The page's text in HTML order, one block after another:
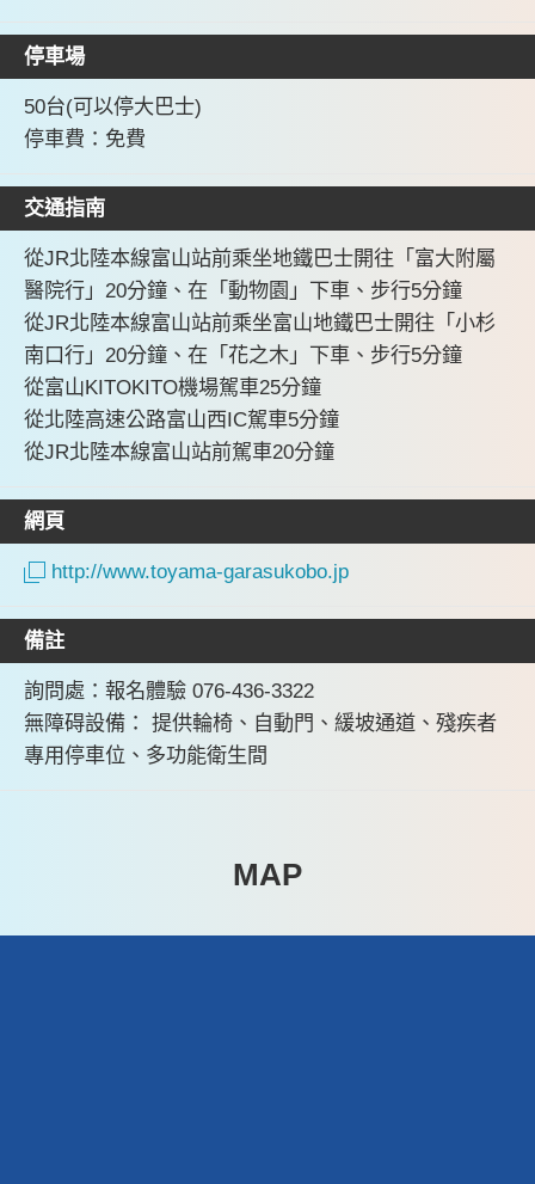
停車場
50台(可以停大巴士)
停車費：免費
交通指南
從JR北陸本線富山站前乘坐地鐵巴士開往「富大附屬
醫院行」20分鐘、在「動物園」下車、步行5分鐘
從JR北陸本線富山站前乘坐富山地鐵巴士開往「小杉
南口行」20分鐘、在「花之木」下車、步行5分鐘
從富山KITOKITO機場駕車25分鐘
從北陸高速公路富山西IC駕車5分鐘
從JR北陸本線富山站前駕車20分鐘
網頁
http://www.toyama-garasukobo.jp
備註
詢問處：報名體驗 076-436-3322
無障碍設備： 提供輪椅、自動門、緩坡通道、殘疾者
專用停車位、多功能衛生間
MAP